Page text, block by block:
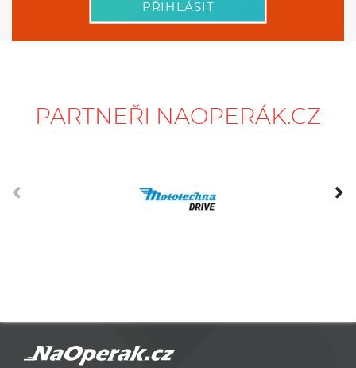
PŘIHLÁSIT
PARTNEŘI NAOPERÁK.CZ